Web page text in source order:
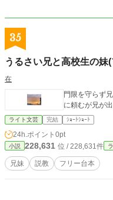
＋、魔法のiら
35
うるさい兄と高校生の妹
在
門限を守らず
に頼むが兄が
ライト文芸 完結 ｼｮｰﾄｼｮｰﾄ
24h.ポイント 0pt
小説 228,631 位 / 228,631件
兄妹 説教 フリー台本